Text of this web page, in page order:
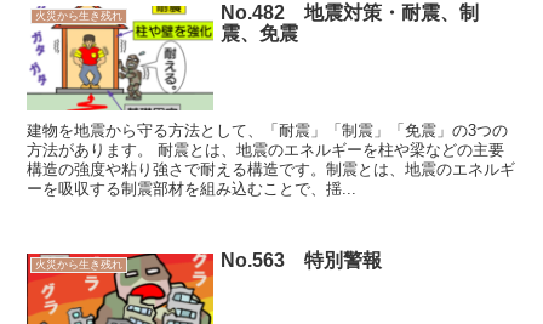
火災から生き残れ
No.482 地震対策・耐震、制
震、免震
建物を地震から守る方法として、「耐震」「制震」「免震」の3つの
方法があります。 耐震とは、地震のエネルギーを柱や梁などの主要
構造の強度や粘り強さで耐える構造です。制震とは、地震のエネルギ
ーを吸収する制震部材を組み込むことで、揺...
火災から生き残れ No.563 特別警報